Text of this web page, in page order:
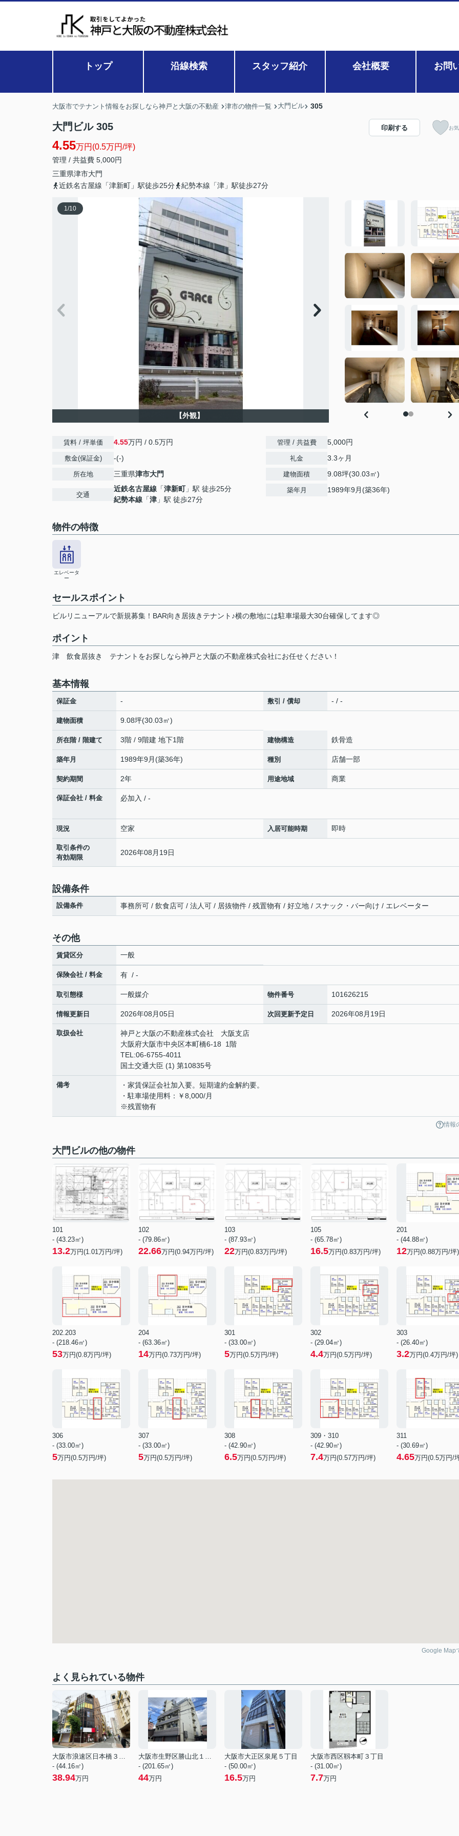
トップ 沿線検索 スタッフ紹介 会社概要 お問
大阪市でテナント情報をお探しなら神戸と大阪の不動産 津市の物件一覧 大門ビル 305
大門ビル 305
4.55万円(0.5万円/坪)
管理 / 共益費 5,000円
三重県津市大門
近鉄名古屋線「津新町」駅徒歩25分
紀勢本線「津」駅徒歩27分
印刷する お
1/10
【外観】
賃料 / 坪単価 4.55万円 / 0.5万円
敷金(保証金) -(-)
所在地 三重県津市大門
交通
近鉄名古屋線 「津新町」駅 徒歩25分
紀勢本線 「津 」駅 徒歩27分
管理 / 共益費 5,000円
礼金 3.3ヶ月
建物面積 9.08坪(30.03㎡)
築年月 1989年9月(築36年)
物件の特徴
エレベータ
ー
セールスポイント
ビルリニューアルで新規募集！BAR向き居抜きテナント♪横の敷地には駐車場最大30台確保してます◎
ポイント
津 飲食居抜き テナントをお探しなら神戸と大阪の不動産株式会社にお任せください！
基本情報
保証金 - 敷引 / 償却 - / -
建物面積 9.08坪(30.03㎡)
所在階 / 階建て 3階 / 9階建 地下1階 建物構造 鉄骨造
築年月 1989年9月(築36年) 種別 店舗一部
契約期間 2年 用途地域 商業
保証会社 / 料金 必加入 / -
現況 空家 入居可能時期 即時
取引条件の
有効期限
2026年08月19日
設備条件
設備条件 事務所可 / 飲食店可 / 法人可 / 居抜物件 / 残置物有 / 好立地 / スナック・バー向け / エレベーター
その他
賃貸区分 一般
保険会社 / 料金 有 / -
取引態様 一般媒介 物件番号 101626215
情報更新日 2026年08月05日 次回更新予定日 2026年08月19日
取扱会社
神戸と大阪の不動産株式会社 大阪支店
大阪府大阪市中央区本町橋6-18 1階
TEL:06-6755-4011
国土交通大臣 (1) 第10835号
備考
・家賃保証会社加入要。短期違約金解約要。
・駐車場使用料：￥8,000/月
※残置物有
情報
大門ビルの他の物件
101
- (43.23㎡)
13.2万円(1.01万円/坪)
102
- (79.86㎡)
22.66万円(0.94万円/坪)
103
- (87.93㎡)
22万円(0.83万円/坪)
105
- (65.78㎡)
16.5万円(0.83万円/坪)
201
- (44.88㎡)
12万円(0.88万円/坪)
202.203
- (218.46㎡)
53万円(0.8万円/坪)
204
- (63.36㎡)
14万円(0.73万円/坪)
301
- (33.00㎡)
5万円(0.5万円/坪)
302
- (29.04㎡)
4.4万円(0.5万円/坪)
303
- (26.40㎡)
3.2万円(0.4万円/坪)
306
- (33.00㎡)
5万円(0.5万円/坪)
307
- (33.00㎡)
5万円(0.5万円/坪)
308
- (42.90㎡)
6.5万円(0.5万円/坪)
309・310
- (42.90㎡)
7.4万円(0.57万円/坪)
311
- (30.69㎡)
4.65万円(0.5万円/
Google Map
よく見られている物件
- (44.16㎡)
38.94万円
- (201.65㎡)
44万円
大阪市大正区泉尾５丁目
- (50.00㎡)
16.5万円
大阪市西区靱本町３丁目
- (31.00㎡)
7.7万円